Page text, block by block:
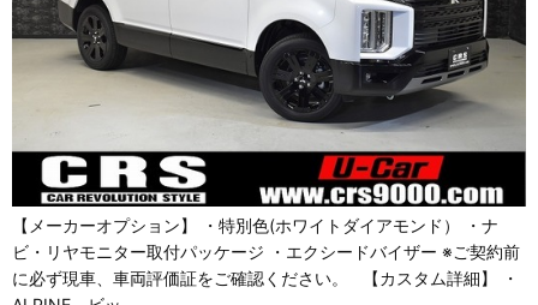
【メーカーオプション】 ・特別色(ホワイトダイアモンド） ・ナ
ビ・リヤモニター取付パッケージ ・エクシードバイザー ※ご契約前
に必ず現車、車両評価証をご確認ください。 【カスタム詳細】 ・